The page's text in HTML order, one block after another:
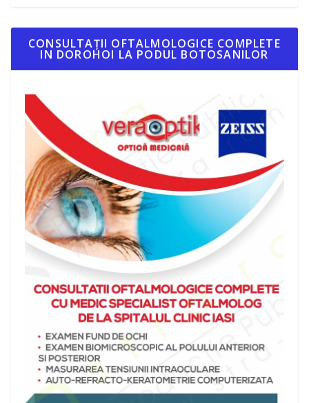
CONSULTAȚII OFTALMOLOGICE COMPLETE
IN DOROHOI LA PODUL BOTOSANILOR